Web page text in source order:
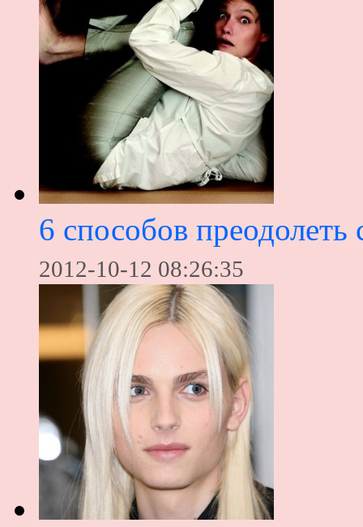
6 способов преодолеть
2012-10-12 08:26:35